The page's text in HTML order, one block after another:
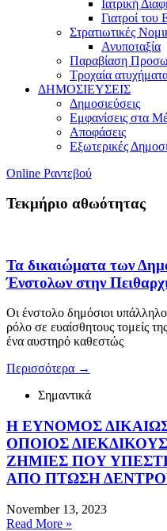
Ιατρική
Γιατροί του
Στρατιωτικές
Ανυποταξία
Παραβίαση
Τροχαία
ΔΗΜΟΣΙΕΥΣΕΙΣ
Δημοσιεύσεις
Εμφανίσεις στα
Αποφάσεις
Εξωτερικές
Online Ραντεβού
Τεκμήριο αθωότητας
Τα δικαιώματα των
Ένστολων στην
Οι ένστολο δημόσιοι
ρόλο σε ευαίσθητους τομείς
ένα αυστηρό καθεστώς
Περισσότερα →
Σημαντικά
Η ΕΥΝΟΜΟΣ
ΟΠΟΙΟΣ
ΖΗΜΙΕΣ ΠΟΥ
ΑΠΟ ΠΤΩΣΗ
November 13, 2023
Read More »